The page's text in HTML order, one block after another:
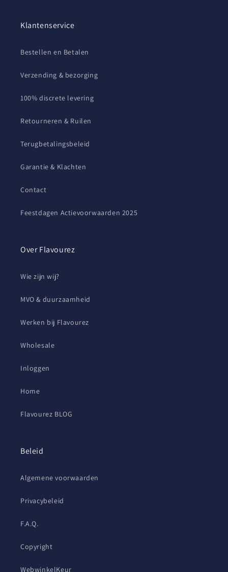
Klantenservice
Bestellen en Betalen
Verzending & bezorging
100% discrete levering
Retourneren & Ruilen
Terugbetalingsbeleid
Garantie & Klachten
Contact
Feestdagen Actievoorwaarden 2025
Over Flavourez
Wie zijn wij?
MVO & duurzaamheid
Werken bij Flavourez
Wholesale
Inloggen
Home
Flavourez BLOG
Beleid
Algemene voorwaarden
Privacybeleid
F.A.Q.
Copyright
WebwinkelKeur